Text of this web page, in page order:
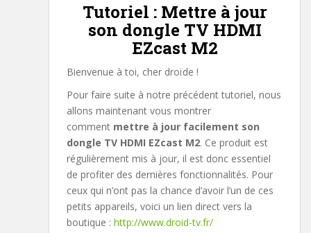
Tutoriel : Mettre à jour
son dongle TV HDMI
EZcast M2
Bienvenue à toi, cher droïde !
Pour faire suite à notre précédent tutoriel, nous
allons maintenant vous montrer
comment mettre à jour facilement son
dongle TV HDMI EZcast M2. Ce produit est
régulièrement mis à jour, il est donc essentiel
de profiter des dernières fonctionnalités. Pour
ceux qui n’ont pas la chance d’avoir l’un de ces
petits appareils, voici un lien direct vers la
boutique : http://www.droid-tv.fr/